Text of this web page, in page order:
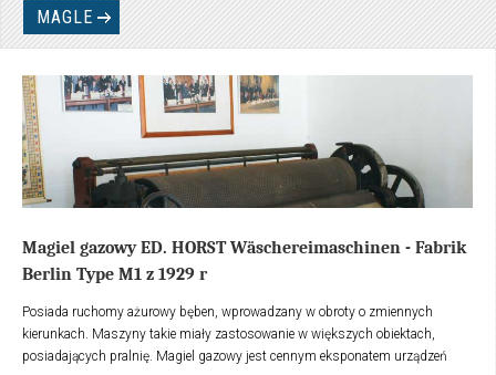
otoczenia - obniżając w ten sposób temperaturę wewnątrz lodówki.
MAGLE
Magiel gazowy ED. HORST Wäschereimaschinen - Fabrik
Berlin Type M1 z 1929 r
Posiada ruchomy ażurowy bęben, wprowadzany w obroty o zmiennych
kierunkach. Maszyny takie miały zastosowanie w większych obiektach,
posiadających pralnię. Magiel gazowy jest cennym eksponatem urządzeń